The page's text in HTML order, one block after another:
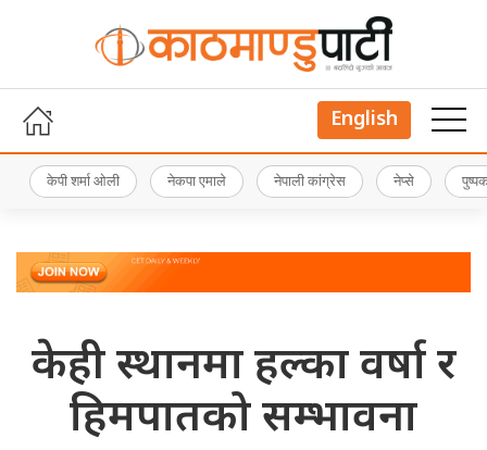
English
केपी शर्मा ओली नेकपा एमाले नेपाली कांग्रेस नेप्से
केही स्थानमा हल्का वर्षा र
हिमपातको सम्भावना